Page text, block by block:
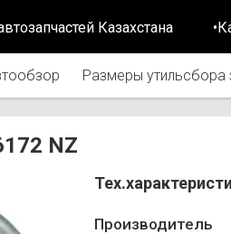
Казахстана
Размеры утильсбора
NZ
Производитель